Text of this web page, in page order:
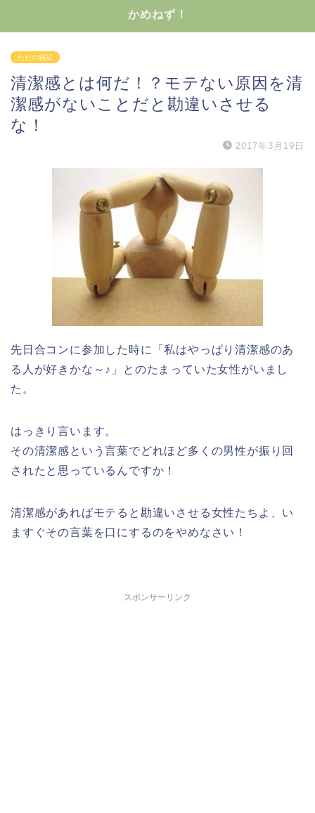
かめねず！
ただの雑記
清潔感とは何だ！？モテない原因を清
潔感がないことだと勘違いさせる
な！
2017年3月19日
先日合コンに参加した時に「私はやっぱり清潔感のあ
る人が好きかな～♪」とのたまっていた女性がいまし
た。
はっきり言います。
その清潔感という言葉でどれほど多くの男性が振り回
されたと思っているんですか！
清潔感があればモテると勘違いさせる女性たちよ、い
ますぐその言葉を口にするのをやめなさい！
スポンサーリンク